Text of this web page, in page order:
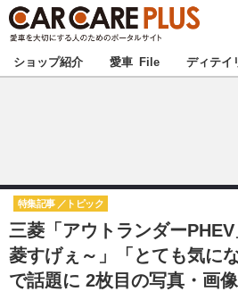
★カーケアプラス認定★ 厳選プロ
甲信越
東海
中国
ショップ紹介 愛車 File ディテイ
三菱「アウトランダー
菱すげぇ～」「とても気に
で話題に 2枚目の写真・画像
特集記事 トピック